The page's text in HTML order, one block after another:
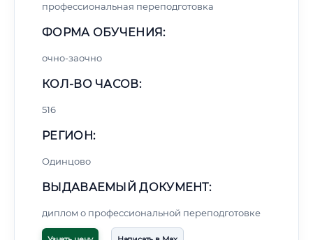
профессиональная переподготовка
ФОРМА ОБУЧЕНИЯ:
очно-заочно
КОЛ-ВО ЧАСОВ:
516
РЕГИОН:
Одинцово
ВЫДАВАЕМЫЙ ДОКУМЕНТ:
диплом о профессиональной переподготовке